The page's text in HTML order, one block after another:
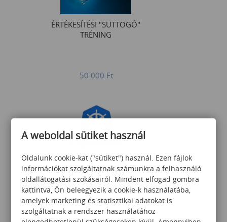
ÉRTÉKESÍTÉSI "SUTTOGÓ"
TRÉNING
50 000 Ft
Kubernetes alapozó
281 925Ft
A weboldal sütiket használ
Oldalunk cookie-kat ("sütiket") használ. Ezen fájlok
információkat szolgáltatnak számunkra a felhasználó
oldallátogatási szokásairól. Mindent elfogad gombra
kattintva, Ön beleegyezik a cookie-k használatába,
amelyek marketing és statisztikai adatokat is
szolgáltatnak a rendszer használatához